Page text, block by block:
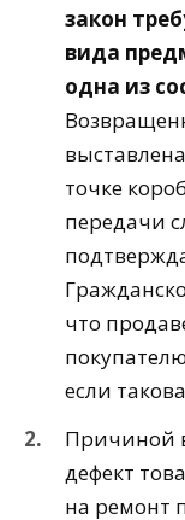
закон
вида
одна из
точке
передачи
что
если
Причиной
дефект
на ремонт